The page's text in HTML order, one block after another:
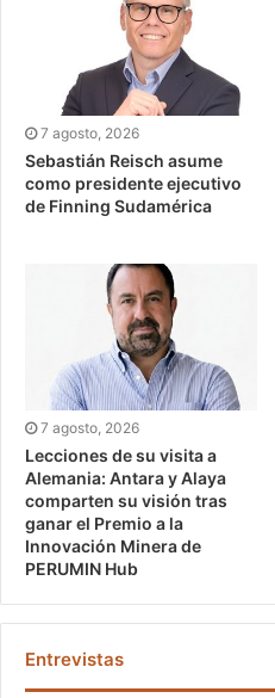
7 agosto, 2026
Sebastián Reisch asume
como presidente ejecutivo
de Finning Sudamérica
7 agosto, 2026
Lecciones de su visita a
Alemania: Antara y Alaya
comparten su visión tras
ganar el Premio a la
Innovación Minera de
PERUMIN Hub
Entrevistas